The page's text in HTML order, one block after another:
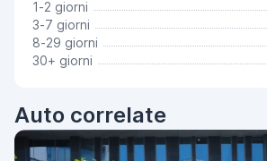
1-2 giorni
3-7 giorni
8-29 giorni
30+ giorni
Auto correlate